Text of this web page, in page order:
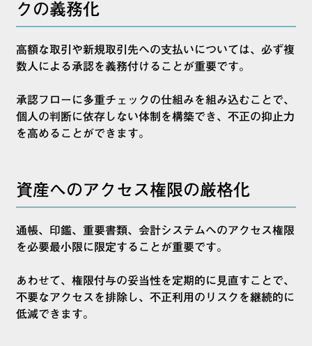
クの義務化
高額な取引や新規取引先への支払いについては、必ず複
数人による承認を義務付けることが重要です。
承認フローに多重チェックの仕組みを組み込むことで、
個人の判断に依存しない体制を構築でき、不正の抑止力
を高めることができます。
資産へのアクセス権限の厳格化
通帳、印鑑、重要書類、会計システムへのアクセス権限
を必要最小限に限定することが重要です。
あわせて、権限付与の妥当性を定期的に見直すことで、
不要なアクセスを排除し、不正利用のリスクを継続的に
低減できます。